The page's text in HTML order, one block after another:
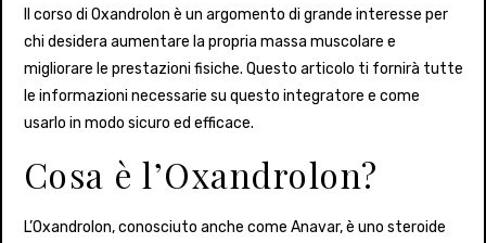
Il corso di Oxandrolon è un argomento di grande interesse per
chi desidera aumentare la propria massa muscolare e
migliorare le prestazioni fisiche. Questo articolo ti fornirà tutte
le informazioni necessarie su questo integratore e come
usarlo in modo sicuro ed efficace.
Cosa è l’Oxandrolon?
L’Oxandrolon, conosciuto anche come Anavar, è uno steroide